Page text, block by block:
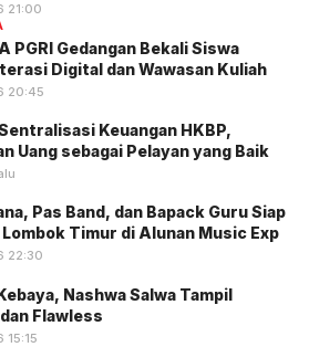
21:00
PGRI Gedangan Bekali Siswa
Digital dan Wawasan Kuliah
20:45
Keuangan HKBP,
Uang sebagai Pelayan yang Baik
Pas Band, dan Bapack Guru Siap
Timur di Alunan Music Exp
22:30
Nashwa Salwa Tampil
Flawless
15:15